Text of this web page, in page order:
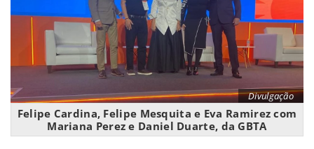
Divulgação
Felipe Cardina, Felipe Mesquita e Eva Ramirez com
Mariana Perez e Daniel Duarte, da GBTA